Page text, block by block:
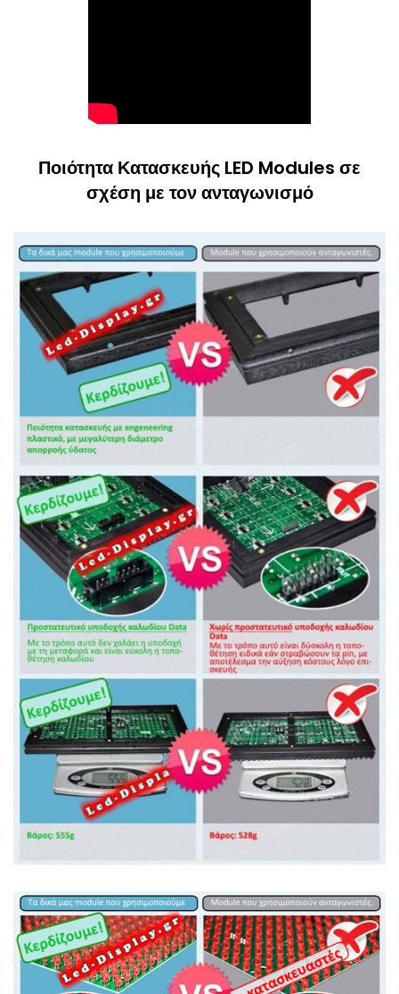
Ποιότητα Κατασκευής LED Modules σε
σχέση με τον ανταγωνισμό